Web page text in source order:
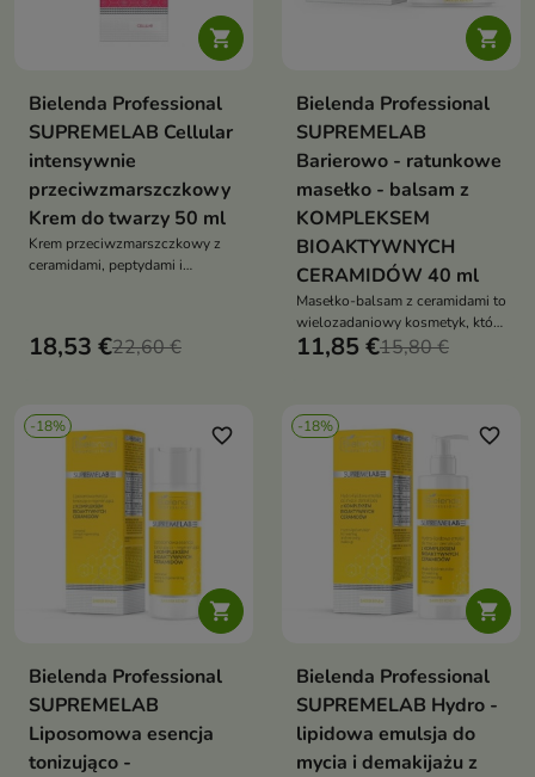

Bielenda Professional
SUPREMELAB Cellular
intensywnie
przeciwzmarszczkowy
Krem do twarzy 50 ml
Krem przeciwzmarszczkowy z
ceramidami, peptydami i
elastyczność skóry
18,53 €22,60 €

Bielenda Professional
SUPREMELAB
Barierowo - ratunkowe
masełko - balsam z
KOMPLEKSEM
BIOAKTYWNYCH
CERAMIDÓW 40 ml
Masełko-balsam z ceramidami to
wielozadaniowy kosmetyk, który
przywraca komfort i zdrowy
11,85 €15,80 €
-18%

favorite_border
Bielenda Professional
SUPREMELAB
Liposomowa esencja
tonizująco -
-18%

favorite_border
Bielenda Professional
SUPREMELAB Hydro -
lipidowa emulsja do
mycia i demakijażu z